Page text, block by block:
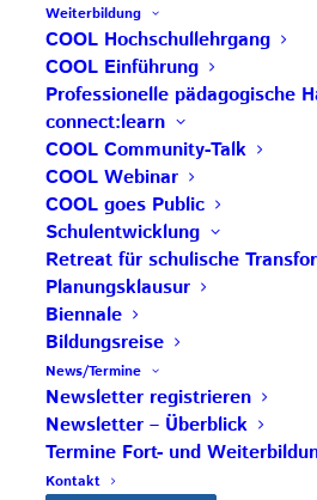
Weiterbildung
COOL Hochschullehrgang
COOL Einführung
Professionelle pädagogische
connect:learn
COOL Community-Talk
COOL Webinar
COOL goes Public
Schulentwicklung
Retreat für schulische
Planungsklausur
Biennale
Bildungsreise
News/Termine
Newsletter registrieren
Newsletter – Überblick
Termine Fort- und
Kontakt
Impulszentrum für
c/o ibc hetzendorf –
Hetzendorfer
Impressum